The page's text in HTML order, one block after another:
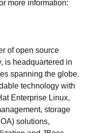
more information:
of open source
is headquartered in
spanning the globe.
technology with
Enterprise Linux,
storage
solutions,